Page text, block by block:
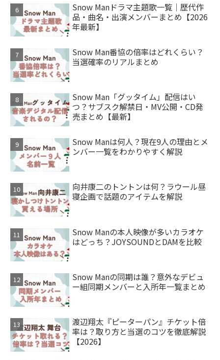
Snow Manドラマ主題歌一覧｜歴代作
品・曲名・出演メンバーまとめ【2026
年最新】
Snow Man番協の倍率はどれくらい？
当選確率のリアルまとめ
Snow Man「グッタイム」配信はい
つ？サブスク解禁日・MV公開・CD発
売まとめ【最新】
Snow Manは何人？現在9人の理由とメ
ンバー一覧をわかりやすく解説
向井康二のトントンは何？ラウール昼
寝企画で話題のアイテムを解説
Snow Manの本人映像が多いカラオケ
はどっち？JOYSOUNDとDAMを比較
Snow Manの同期は誰？意外なデビュ
ー組同期メンバーと入所年一覧まとめ
渡辺翔太『ピーターパン』チケット倍
率は？取り方と当選のコツを徹底解説
【2026】